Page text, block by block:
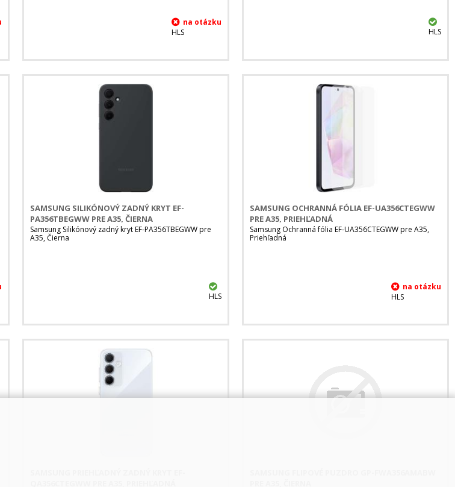
HLS HLS
SAMSUNG SILIKÓNOVÝ ZADNÝ KRYT EF-
PA356TBEGWW PRE A35, ČIERNA
Samsung Silikónový zadný kryt EF-PA356TBEGWW pre
A35, Čierna
HLS
SAMSUNG OCHRANNÁ FÓLIA EF-UA356CTEGWW
PRE A35, PRIEHĽADNÁ
Samsung Ochranná fólia EF-UA356CTEGWW pre A35,
Priehľadná
HLS